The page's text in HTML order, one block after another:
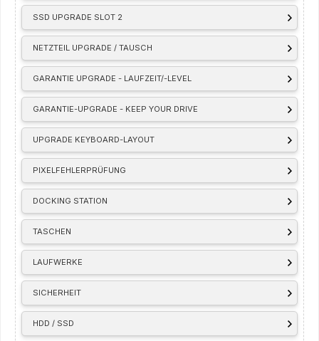
SSD UPGRADE SLOT 2
NETZTEIL UPGRADE / TAUSCH
GARANTIE UPGRADE - LAUFZEIT/-LEVEL
GARANTIE-UPGRADE - KEEP YOUR DRIVE
UPGRADE KEYBOARD-LAYOUT
PIXELFEHLERPRÜFUNG
DOCKING STATION
TASCHEN
LAUFWERKE
SICHERHEIT
HDD / SSD